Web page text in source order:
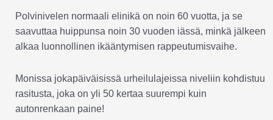
Polvinivelen normaali elinikä on noin 60 vuotta, ja se
saavuttaa huippunsa noin 30 vuoden iässä, minkä jälkeen
alkaa luonnollinen ikääntymisen rappeutumisvaihe.
Monissa jokapäiväisissä urheilulajeissa niveliin kohdistuu
rasitusta, joka on yli 50 kertaa suurempi kuin
autonrenkaan paine!